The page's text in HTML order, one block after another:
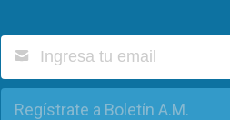
Regístrate a Boletín A.M.